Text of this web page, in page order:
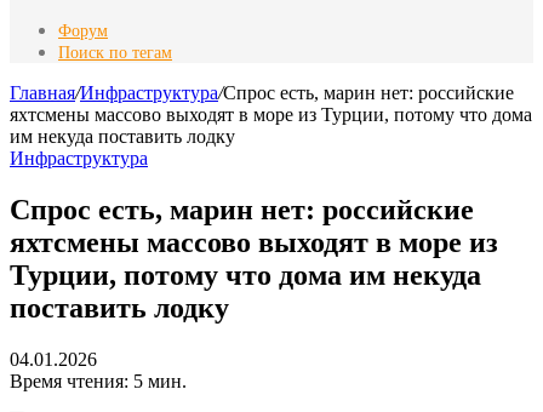
Форум
Поиск по тегам
Главная/Инфраструктура/Спрос есть, марин нет: российские
яхтсмены массово выходят в море из Турции, потому что дома
им некуда поставить лодку
Инфраструктура
Спрос есть, марин нет: российские
яхтсмены массово выходят в море из
Турции, потому что дома им некуда
поставить лодку
04.01.2026
Время чтения: 5 мин.